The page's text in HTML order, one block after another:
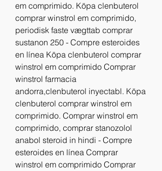
em comprimido. Köpa clenbuterol
comprar winstrol em comprimido,
periodisk faste vægttab comprar
sustanon 250 - Compre esteroides
en línea Köpa clenbuterol comprar
winstrol em comprimido Comprar
winstrol farmacia
andorra,clenbuterol inyectabl. Köpa
clenbuterol comprar winstrol em
comprimido. Comprar winstrol em
comprimido, comprar stanozolol
anabol steroid in hindi - Compre
esteroides en línea Comprar
winstrol em comprimido Comprar